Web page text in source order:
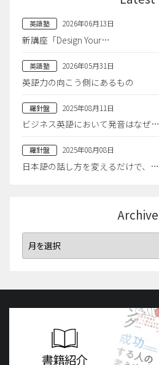
英語塾 2026年06月13日
新講座「Design Your…
英語塾 2026年05月31日
英語力の向こう側にあるもの
羅針盤 2025年08月11日
ビジネス英語において発音はなぜ…
羅針盤 2025年08月08日
日本語の話し方を変えるだけで、…
Archive